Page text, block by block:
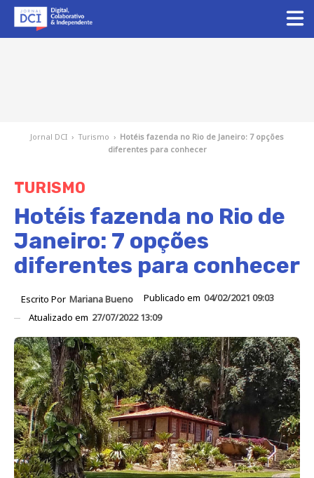
Jornal DCI › Turismo › Hotéis fazenda no Rio de Janeiro: 7 opções
diferentes para conhecer
TURISMO
Hotéis fazenda no Rio de
Janeiro: 7 opções
diferentes para conhecer
Escrito Por Mariana Bueno Publicado em 04/02/2021 09:03
Atualizado em 27/07/2022 13:09